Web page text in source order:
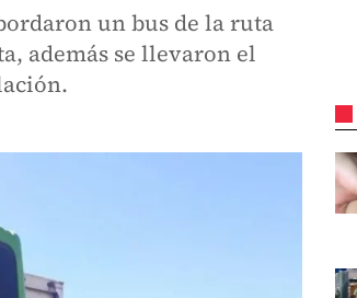
un bus de la ruta
además se llevaron el